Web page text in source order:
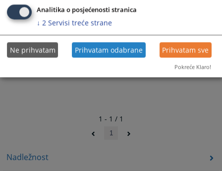
Nadležnost
keyboard
shortcuts
for
changing
dates.
keyboard
shortcuts
for
changing
dates.
1 - 1 / 1
1
Analitika o posjećenosti stranica
↓ 2 Servisi treće strane
Ne prihvatam Prihvatam odabrane Prihvatam sve
Pokreće Klaro!